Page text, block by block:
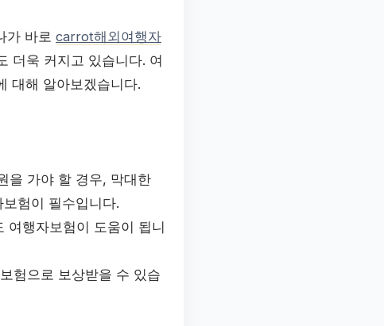
가 바로 carrot해외여행자
더욱 커지고 있습니다. 여
대해 알아보겠습니다.
을 가야 할 경우, 막대한
험이 필수입니다.
여행자보험이 도움이 됩니
험으로 보상받을 수 있습